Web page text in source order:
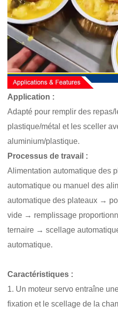
Application :
Adapté pour remplir des
plastique/métal et les sceller
aluminium/plastique.
Processus de travail :
Alimentation automatique des
automatique ou manuel des
automatique des plateaux →
vide → remplissage
ternaire → scellage
automatique.
Caractéristiques :
1. Un moteur servo entraîne
fixation et le scellage de la